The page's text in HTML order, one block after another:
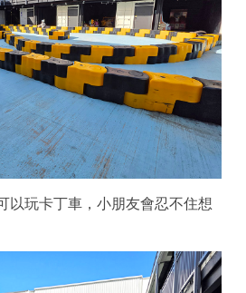
以玩卡丁車，小朋友會忍不住想